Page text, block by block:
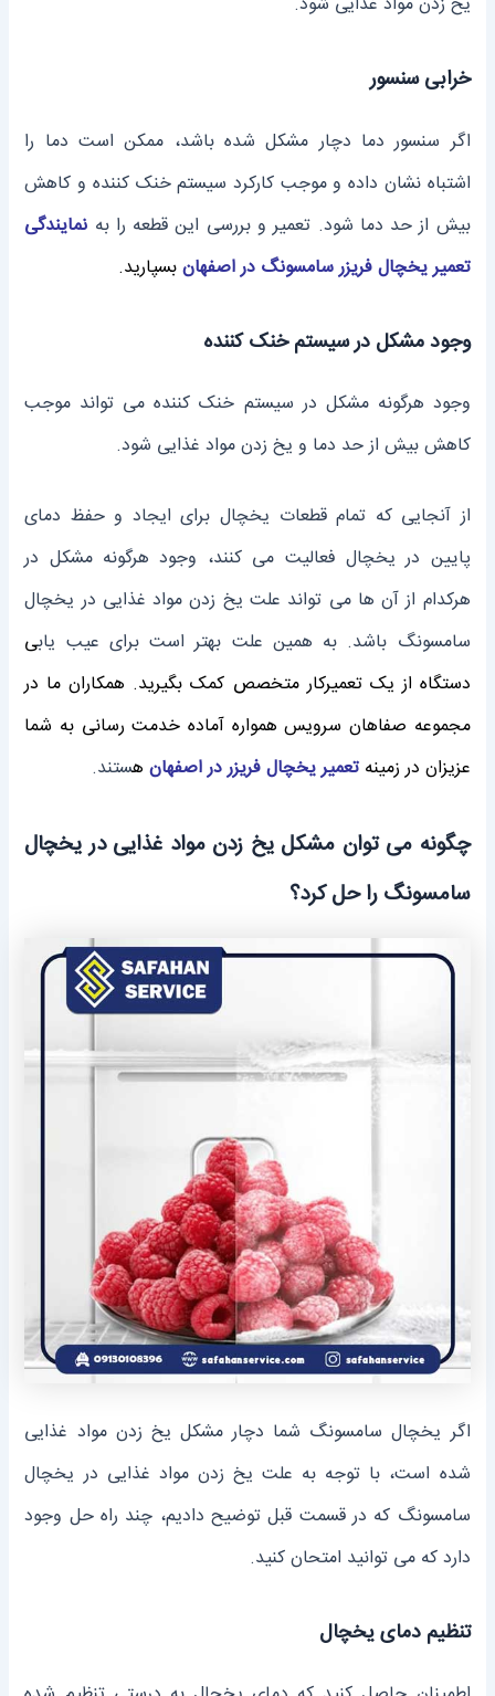
خرابی سنسور
اگر سنسور دما دچار مشکل شده باشد، ممکن است دما را
اشتباه نشان داده و موجب کارکرد سیستم خنک کننده و کاهش
بیش از حد دما شود. تعمیر و بررسی این قطعه را به نمایندگی
تعمیر یخچال فریزر سامسونگ در اصفهان بسپارید.
وجود مشکل در سیستم خنک کننده
وجود هرگونه مشکل در سیستم خنک کننده می تواند موجب
کاهش بیش از حد دما و یخ زدن مواد غذایی شود.
از آنجایی که تمام قطعات یخچال برای ایجاد و حفظ دمای
پایین در یخچال فعالیت می کنند، وجود هرگونه مشکل در
هرکدام از آن ها می تواند علت یخ زدن مواد غذایی در یخچال
سامسونگ باشد. به همین علت بهتر است برای عیب یابی
دستگاه از یک تعمیرکار متخصص کمک بگیرید. همکاران ما در
مجموعه صفاهان سرویس همواره آماده خدمت رسانی به شما
عزیزان در زمینهتعمیر یخچال فریزر در اصفهان هستند.
چگونه می توان مشکل یخ زدن مواد غذایی در یخچال
سامسونگ را حل کرد؟
اگر یخچال سامسونگ شما دچار مشکل یخ زدن مواد غذایی
شده است، با توجه به علت یخ زدن مواد غذایی در یخچال
سامسونگ که در قسمت قبل توضیح دادیم، چند راه حل وجود
دارد که می توانید امتحان کنید.
تنظیم دمای یخچال